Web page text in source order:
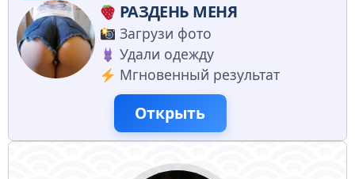
РАЗДЕНЬ МЕНЯ
Загрузи фото
Удали одежду
Мгновенный результат
Открыть